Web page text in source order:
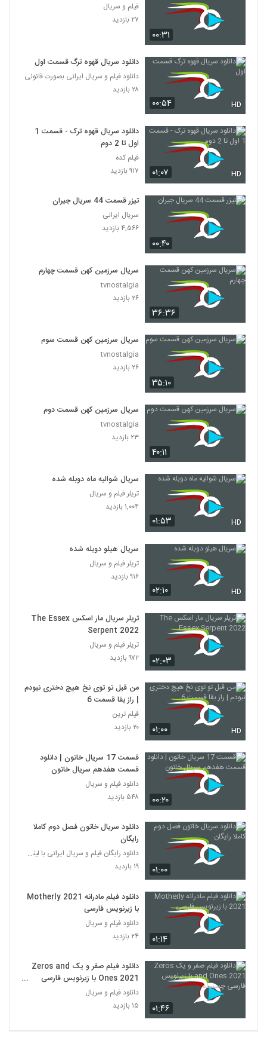
۰۰:۳۱
فیلم و سریال
۲۷ بازدید
۰۰:۵۴ HD
دانلود سریال قهوه ترگ قسمت اول
دانلود فیلم و سریال ایرانی بصورت قانونی
۲۸ بازدید
۰۱:۰۷ HD
دانلود سریال قهوه ترک - قسمت 1
اول تا 2 دوم
فیلم کده
۹۱۷ بازدید
۰۰:۴۰
تیزر قسمت 44 سریال جیران
سریال ایرانی
۴,۵۶۶ بازدید
۳۶:۳۶
سریال سرزمین کهن قسمت چهارم
tvnostalgia
۲۶ بازدید
۳۵:۱۰
سریال سرزمین کهن قسمت سوم
tvnostalgia
۲۶ بازدید
۴۰:۱۱
سریال سرزمین کهن قسمت دوم
tvnostalgia
۲۳ بازدید
۰۱:۵۳ HD
سریال شوالیه ماه دوبله شده
تریلر فیلم و سریال
۱,۰۰۴ بازدید
۰۲:۱۰ HD
سریال هیلو دوبله شده
تریلر فیلم و سریال
۹۱۶ بازدید
۰۲:۰۳
تریلر سریال مار اسکس The Essex
Serpent 2022
تریلر فیلم و سریال
۹۷۲ بازدید
۰۱:۰۰ HD
من قبل تو توی نخ هیچ دختری نبودم
| راز بقا قسمت 6
فیلم ترین
۲۰ بازدید
۰۰:۲۰
قسمت 17 سریال خاتون | دانلود
قسمت هفدهم سریال خاتون
دانلود فیلم و سریال
۵۴۸ بازدید
۰۱:۰۰
دانلود سریال خاتون فصل دوم کاملا
رایگان
دانلود رایگان فیلم و سریال ایرانی با لینک مستقیم
۱۹ بازدید
۰۱:۱۴
دانلود فیلم مادرانه Motherly 2021
با زیرنویس فارسی
دانلود فیلم و سریال
۲۴ بازدید
۰۱:۴۶
دانلود فیلم صفر و یک Zeros and
Ones 2021 با زیرنویس فارسی
چسبیده
دانلود فیلم و سریال
۱۵ بازدید